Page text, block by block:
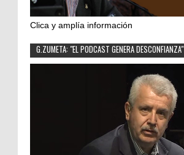
Clica y amplía información
G.ZUMETA: "EL PODCAST GENERA DESCONFIANZA"